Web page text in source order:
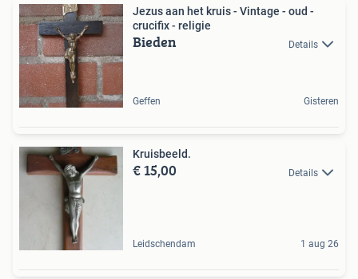
Jezus aan het kruis - Vintage - oud -
crucifix - religie
Bieden Details
Geffen Gisteren
Kruisbeeld.
€ 15,00 Details
Leidschendam 1 aug 26